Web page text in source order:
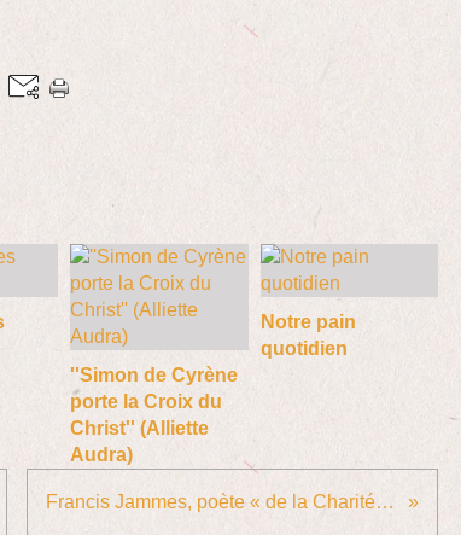
''Simon de Cyrène
porte la Croix du
Christ'' (Alliette
Audra)
Notre pain
quotidien
Francis Jammes, poète « de la Charité envers les bêtes »